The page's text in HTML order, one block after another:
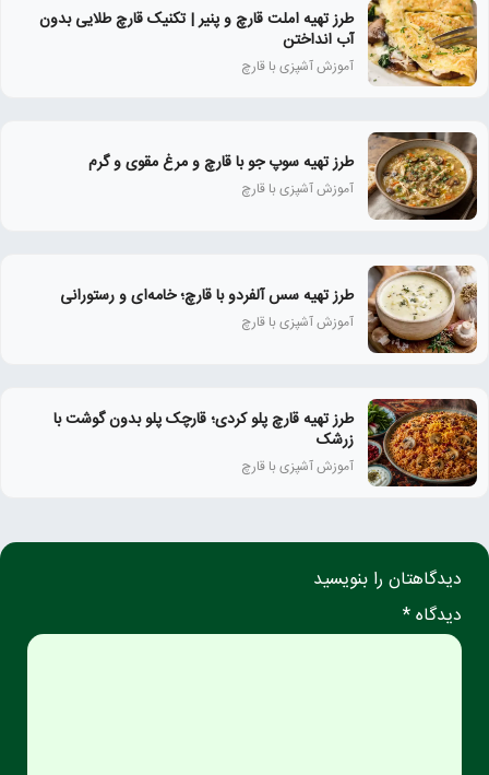
طرز تهیه املت قارچ و پنیر | تکنیک قارچ طلایی بدون
آب انداختن
آموزش آشپزی با قارچ
طرز تهیه سوپ جو با قارچ و مرغ مقوی و گرم
آموزش آشپزی با قارچ
طرز تهیه سس آلفردو با قارچ؛ خامه‌ای و رستورانی
آموزش آشپزی با قارچ
طرز تهیه قارچ پلو کردی؛ قارچک پلو بدون گوشت با
زرشک
آموزش آشپزی با قارچ
دیدگاهتان را بنویسید
دیدگاه *